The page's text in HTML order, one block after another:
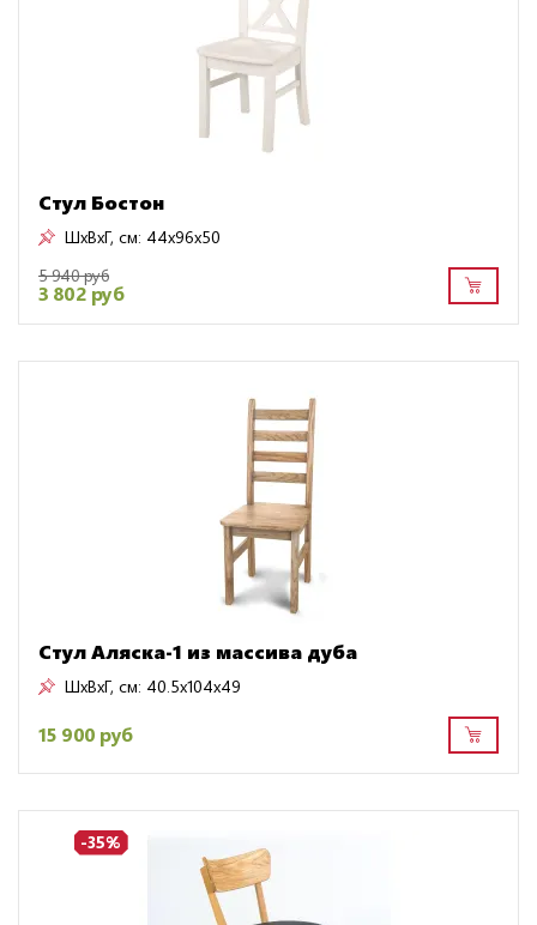
Стул Бостон
ШxВxГ, см: 44x96x50
5 940 руб
3 802 руб
Стул Аляска-1 из массива дуба
ШxВxГ, см: 40.5x104x49
15 900 руб
-35%